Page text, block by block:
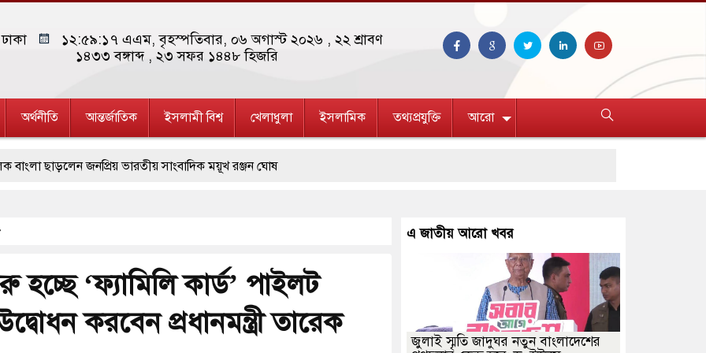
ঢাকা ১২:৫৯:১৮ এএম, বৃহস্পতিবার, ০৬ অগাস্ট ২০২৬ , ২২ শ্রাবণ
১৪৩৩ বঙ্গাব্দ , ২৩ সফর ১৪৪৮ হিজরি
অর্থনীতি আন্তর্জাতিক ইসলামী বিশ্ব খেলাধুলা ইসলামিক তথ্যপ্রযুক্তি আরো
ছাড়লেন জনপ্রিয় ভারতীয় সাংবাদিক ময়ূখ রঞ্জন ঘোষ
ও ছাত্রলীগের আচরণ ইসরায়েলের মতো: সাদিক
ও পাহাড়ি ঢলে ফুঁসে উঠেছে তিস্তা
ক্ষেপণাস্ত্র ইউনিট মোতায়েন করা হয়েছে: কিয়েভ
শিকার ভারতীয় জাহাজ ডুবল
হচ্ছে ‘ফ্যামিলি কার্ড’ পাইলট
করবেন প্রধানমন্ত্রী তারেক
এ জাতীয় আরো খবর
জুলাই স্মৃতি জাদুঘর নতুন বাংলাদেশের